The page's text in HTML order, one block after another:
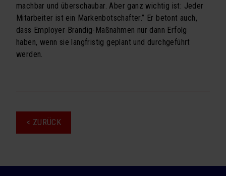
machbar und überschaubar. Aber ganz wichtig ist: Jeder
Mitarbeiter ist ein Markenbotschafter.” Er betont auch,
dass Employer Brandig-Maßnahmen nur dann Erfolg
haben, wenn sie langfristig geplant und durchgeführt
werden.
< ZURÜCK